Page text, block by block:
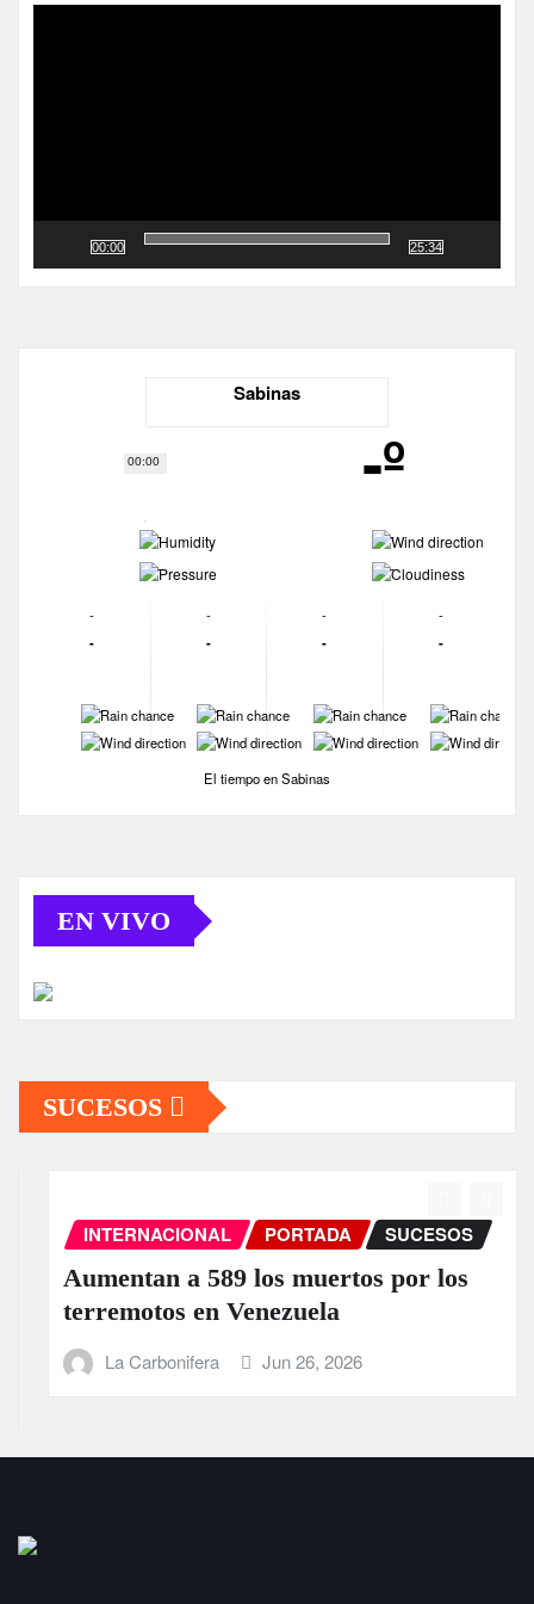
00:00
00:00
25:34
Sabinas
-º
-
-
-
-
-
-
-
-
-
-
-
-
-
-
-
-
-
-
-
-
El tiempo en Sabinas
EN VIVO
SUCESOS
INTERNACIONAL PORTADA SUCESOS
Aumentan a 589 los muertos por los
terremotos en Venezuela
La Carbonifera Jun 26, 2026